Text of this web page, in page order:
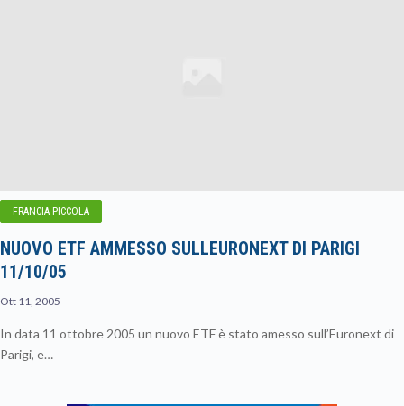
FRANCIA PICCOLA
NUOVO ETF AMMESSO SULLEURONEXT DI PARIGI
11/10/05
Ott 11, 2005
In data 11 ottobre 2005 un nuovo ETF è stato amesso sull’Euronext di
Parigi, e…